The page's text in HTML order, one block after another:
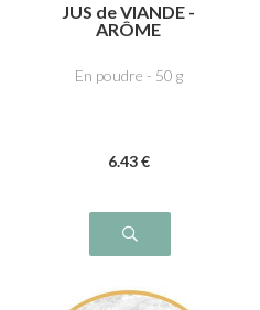
JUS de VIANDE -
ARÔME
En poudre - 50 g
6.43 €